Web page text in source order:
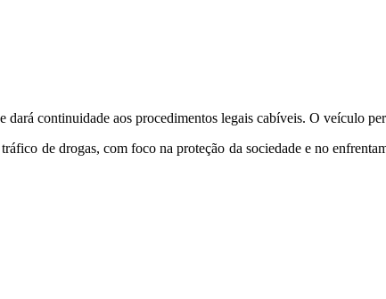
continuidade aos procedimentos legais cabíveis. O veículo
de drogas, com foco na proteção da sociedade e no